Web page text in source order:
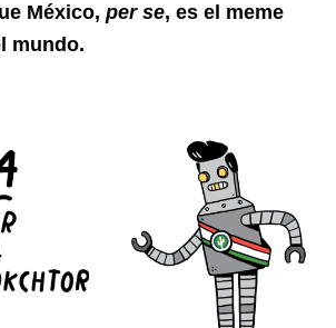
México, per se, es el meme
mundo.